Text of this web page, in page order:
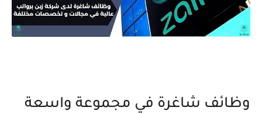
وظائف شاغرة في مجموعة واسعة